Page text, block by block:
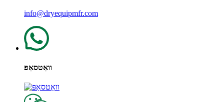
info@dryequipmfr.com
וואַטסאַפּ